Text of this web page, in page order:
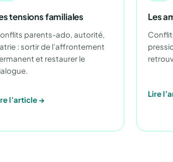
tensions familiales
parents-ado, autorité,
: sortir de l’affrontement
et restaurer le
l’article →
Les
Lire